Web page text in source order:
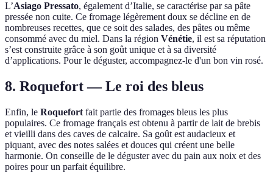
L’Asiago Pressato, également d’Italie, se caractérise par sa pâte
pressée non cuite. Ce fromage légèrement doux se décline en de
nombreuses recettes, que ce soit des salades, des pâtes ou même
consommé avec du miel. Dans la région Vénétie, il est sa réputation
s’est construite grâce à son goût unique et à sa diversité
d’applications. Pour le déguster, accompagnez-le d'un bon vin rosé.
8. Roquefort— Le roi des bleus
Enfin, le Roquefort fait partie des fromages bleus les plus
populaires. Ce fromage français est obtenu à partir de lait de brebis
et vieilli dans des caves de calcaire. Sa goût est audacieux et
piquant, avec des notes salées et douces qui créent une belle
harmonie. On conseille de le déguster avec du pain aux noix et des
poires pour un parfait équilibre.